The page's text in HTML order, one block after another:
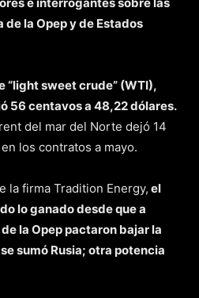
la Opep y de Estados
“light sweet crude” (WTI),
56 centavos a 48,22 dólares.
del mar del Norte dejó 14
los contratos a mayo.
la firma Tradition Energy, el
lo ganado desde que a
la Opep pactaron bajar la
sumó Rusia; otra potencia